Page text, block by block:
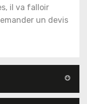
il va falloir
un devis